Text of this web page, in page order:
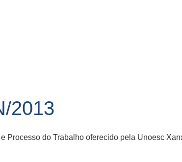
2013
do Trabalho oferecido pela Unoesc